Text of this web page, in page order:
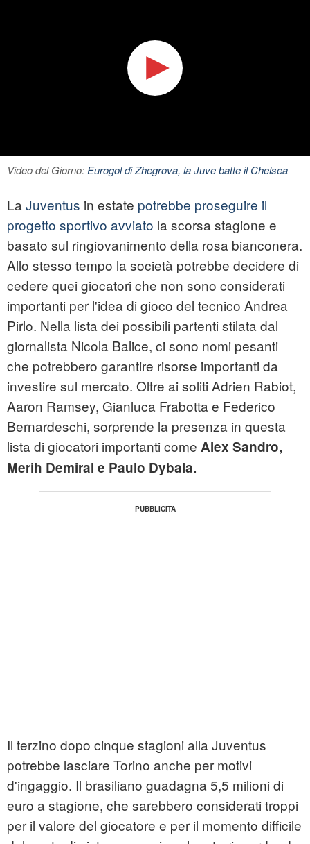
Video del Giorno:Eurogol di Zhegrova, la Juve batte il Chelsea
La Juventus in estate potrebbe proseguire il
progetto sportivo avviato la scorsa stagione e
basato sul ringiovanimento della rosa bianconera.
Allo stesso tempo la società potrebbe decidere di
cedere quei giocatori che non sono considerati
importanti per l'idea di gioco del tecnico Andrea
Pirlo. Nella lista dei possibili partenti stilata dal
giornalista Nicola Balice, ci sono nomi pesanti
che potrebbero garantire risorse importanti da
investire sul mercato. Oltre ai soliti Adrien Rabiot,
Aaron Ramsey, Gianluca Frabotta e Federico
Bernardeschi, sorprende la presenza in questa
lista di giocatori importanti come Alex Sandro,
Merih Demiral e Paulo Dybala.
Il terzino dopo cinque stagioni alla Juventus
potrebbe lasciare Torino anche per motivi
d'ingaggio. Il brasiliano guadagna 5,5 milioni di
euro a stagione, che sarebbero considerati troppi
per il valore del giocatore e per il momento difficile